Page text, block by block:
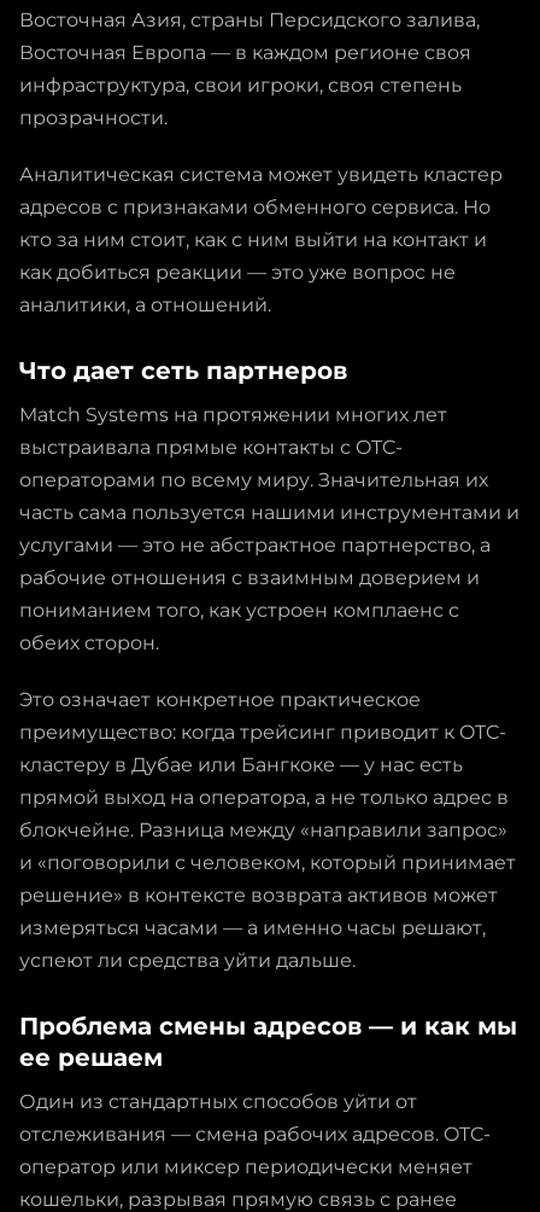
Восточная Азия, страны Персидского залива,
Восточная Европа — в каждом регионе своя
инфраструктура, свои игроки, своя степень
прозрачности.
Аналитическая система может увидеть кластер
адресов с признаками обменного сервиса. Но
кто за ним стоит, как с ним выйти на контакт и
как добиться реакции — это уже вопрос не
аналитики, а отношений.
Что дает сеть партнеров
Match Systems на протяжении многих лет
выстраивала прямые контакты с OTC-
операторами по всему миру. Значительная их
часть сама пользуется нашими инструментами и
услугами — это не абстрактное партнерство, а
рабочие отношения с взаимным доверием и
пониманием того, как устроен комплаенс с
обеих сторон.
Это означает конкретное практическое
преимущество: когда трейсинг приводит к OTC-
кластеру в Дубае или Бангкоке — у нас есть
прямой выход на оператора, а не только адрес в
блокчейне. Разница между «направили запрос»
и «поговорили с человеком, который принимает
решение» в контексте возврата активов может
измеряться часами — а именно часы решают,
успеют ли средства уйти дальше.
Проблема смены адресов — и как мы
ее решаем
Один из стандартных способов уйти от
отслеживания — смена рабочих адресов. OTC-
оператор или миксер периодически меняет
кошельки, разрывая прямую связь с ранее